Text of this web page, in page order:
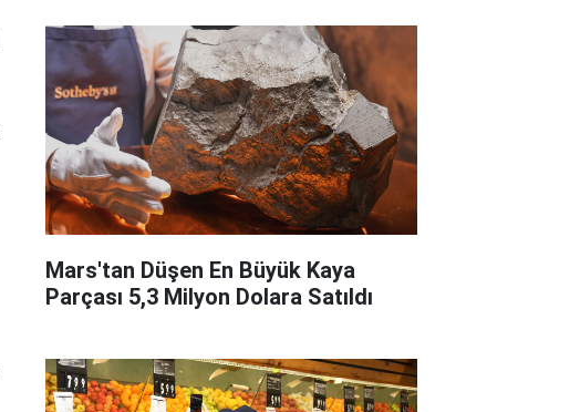
Mars'tan Düşen En Büyük Kaya
Parçası 5,3 Milyon Dolara Satıldı